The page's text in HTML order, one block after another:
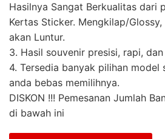
Hasilnya Sangat Berkualitas dari
Kertas Sticker. Mengkilap/
akan Luntur.
3. Hasil souvenir presisi, rapi, dan
4. Tersedia banyak pilihan model
anda bebas memilihnya.
DISKON !!! Pemesanan Jumlah
di bawah ini